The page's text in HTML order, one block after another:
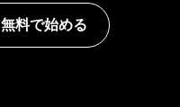
無料で始める